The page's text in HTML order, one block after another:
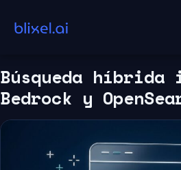
contenido
Búsqueda
Bedrock y